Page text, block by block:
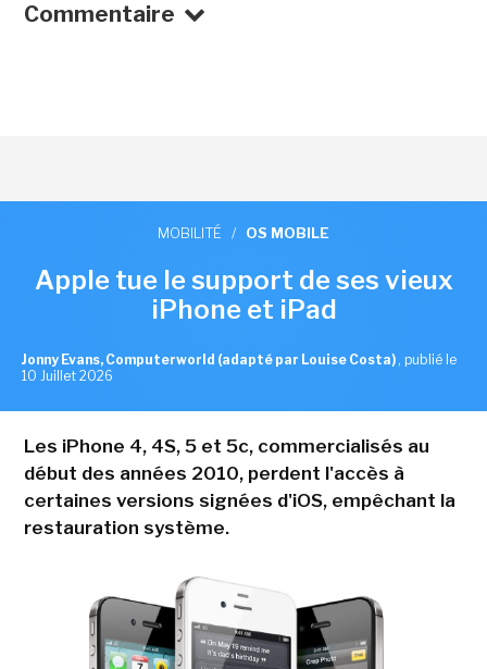
Commentaire
MOBILITÉ / OS MOBILE
Apple tue le support de ses vieux
iPhone et iPad
Jonny Evans, Computerworld (adapté par Louise Costa) , publié le
10 Juillet 2026
Les iPhone 4, 4S, 5 et 5c, commercialisés au
début des années 2010, perdent l'accès à
certaines versions signées d'iOS, empêchant la
restauration système.